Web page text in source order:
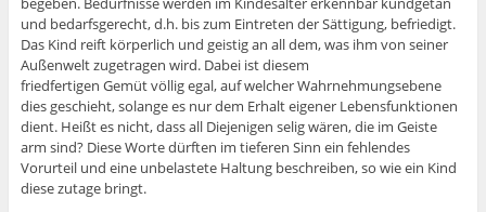
und bedarfsgerecht, d.h. bis zum Eintreten der Sättigung, befriedigt.
Das Kind reift körperlich und geistig an all dem, was ihm von seiner
Außenwelt zugetragen wird. Dabei ist diesem
friedfertigen Gemüt völlig egal, auf welcher Wahrnehmungsebene
dies geschieht, solange es nur dem Erhalt eigener Lebensfunktionen
dient. Heißt es nicht, dass all Diejenigen selig wären, die im Geiste
arm sind? Diese Worte dürften im tieferen Sinn ein fehlendes
Vorurteil und eine unbelastete Haltung beschreiben, so wie ein Kind
diese zutage bringt.